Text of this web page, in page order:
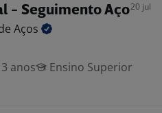
- Seguimento Aço20 jul
Aços
anos
Ensino Superior